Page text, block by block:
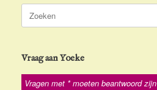
naar:
Vraag aan Yoeke
Vragen met * moeten beantwoord zijn